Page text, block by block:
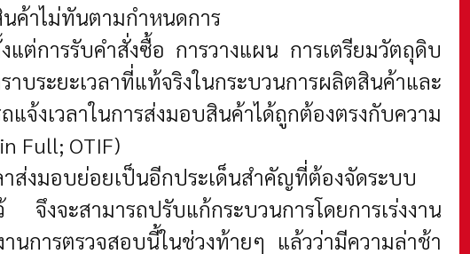
นค้าไม่ทันตามกำหนดการ
ต่การรับคำสั่งซื้อ การวางแผน การเตรียมวัตถุดิบ
บระยะเวลาที่แท้จริงในกระบวนการผลิตสินค้าและ
งเวลาในการส่งมอบสินค้าได้ถูกต้องตรงกับความ
Full; OTIF)
ส่งมอบย่อยเป็นอีกประเด็นสำคัญที่ต้องจัดระบบ
งจะสามารถปรับแก้กระบวนการโดยการเร่งงาน
นการตรวจสอบนี้ในช่วงท้ายๆ แล้วว่ามีความล่าช้า